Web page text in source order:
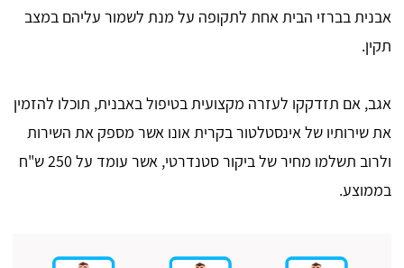
אבנית בברזי הבית אחת לתקופה על מנת לשמור עליהם במצב
תקין.
אגב, אם תזדקקו לעזרה מקצועית בטיפול באבנית, תוכלו להזמין
את שירותיו של אינסטלטור בקרית אונו אשר מספק את השירות
ולרוב תשלמו מחיר של ביקור סטנדרטי, אשר עומד על 250 ש"ח
בממוצע.